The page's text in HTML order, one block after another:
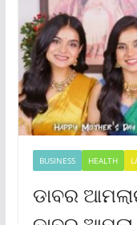
BUSINESS HEALTH
ଡାବର